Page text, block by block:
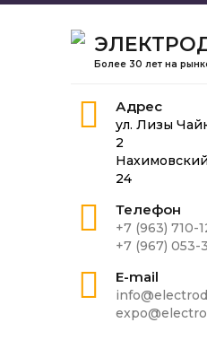
Более 30 лет на
Адрес
ул. Лизы
2
24
Телефон
+7 (963) 710-
+7 (967) 053-
E-mail